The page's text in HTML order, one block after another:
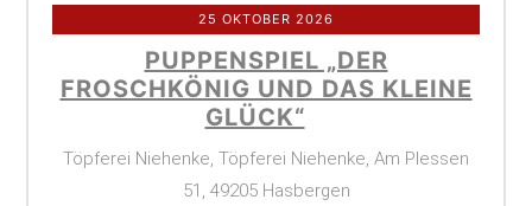
25 OKTOBER 2026
PUPPENSPIEL „DER
FROSCHKÖNIG UND DAS KLEINE
GLÜCK“
Töpferei Niehenke, Töpferei Niehenke, Am Plessen
51, 49205 Hasbergen